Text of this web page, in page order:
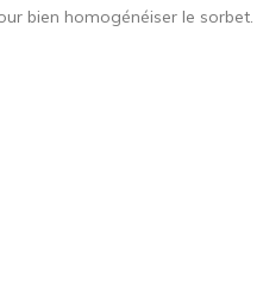
bien homogénéiser le sorbet.